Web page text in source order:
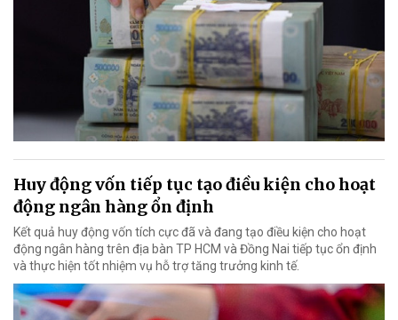
Huy động vốn tiếp tục tạo điều kiện cho hoạt
động ngân hàng ổn định
Kết quả huy động vốn tích cực đã và đang tạo điều kiện cho hoạt
động ngân hàng trên địa bàn TP HCM và Đồng Nai tiếp tục ổn định
và thực hiện tốt nhiệm vụ hỗ trợ tăng trưởng kinh tế.